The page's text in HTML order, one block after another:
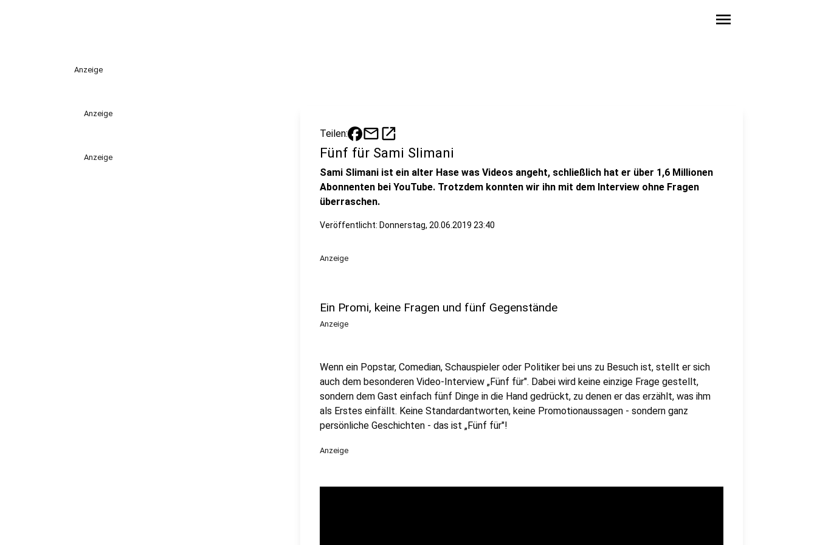
menu
Anzeige
Anzeige
Anzeige
Teilen: mailopen_in_new
Fünf für Sami Slimani
Sami Slimani ist ein alter Hase was Videos angeht, schließlich hat er über 1,6 Millionen
Abonnenten bei YouTube. Trotzdem konnten wir ihn mit dem Interview ohne Fragen
überraschen.
Veröffentlicht: Donnerstag, 20.06.2019 23:40
Anzeige
Ein Promi, keine Fragen und fünf Gegenstände
Anzeige
Wenn ein Popstar, Comedian, Schauspieler oder Politiker bei uns zu Besuch ist, stellt er sich
auch dem besonderen Video-Interview „Fünf für". Dabei wird keine einzige Frage gestellt,
sondern dem Gast einfach fünf Dinge in die Hand gedrückt, zu denen er das erzählt, was ihm
als Erstes einfällt. Keine Standardantworten, keine Promotionaussagen - sondern ganz
persönliche Geschichten - das ist „Fünf für"!
Anzeige